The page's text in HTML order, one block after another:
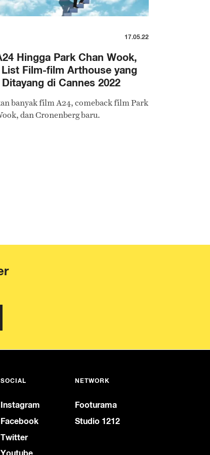
17.05.22
Hingga Park Chan Wook,
Film-film Arthouse yang
di Cannes 2022
banyak film A24, comeback film Park
dan Cronenberg baru.
SOCIAL
Instagram
Facebook
Twitter
NETWORK
Footurama
Studio 1212